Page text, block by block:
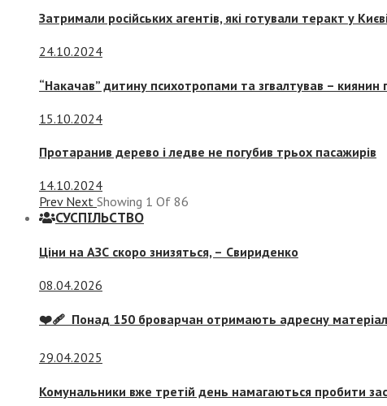
Затримали російських агентів, які готували теракт у
24.10.2024
“Накачав” дитину психотропами та згвалтував – киянин
15.10.2024
Протаранив дерево і ледве не погубив трьох пасажирів
14.10.2024
Prev Next Showing 1 Of 86
СУСПIЛЬСТВО
Ціни на АЗС скоро знизяться, – Свириденко
08.04.2026
❤️‍🩹 Понад 150 броварчан отримають адресну
29.04.2025
Комунальники вже третій день намагаються пробити